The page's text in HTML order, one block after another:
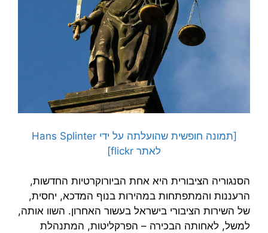
[תמונה חופשית שהועלתה על ידי Hans Splinter
לאתר flickr]
הסנגוריה הציבורית היא אחת הביורוקרטיות החדשות,
הרעננות והמתפתחות במהירות בנוף המדכא, יחסית,
של השירות הציבורי בישראל בעשור האחרון. השוו אותה,
למשל, לאחותה הבכירה – הפרקליטות, המתנהלת